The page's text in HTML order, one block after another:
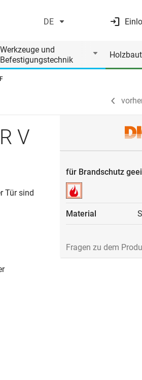
DE
Werkzeuge und
Befestigungstechnik
V
Tür sind
für Brandschutz
Material
Fragen zu dem